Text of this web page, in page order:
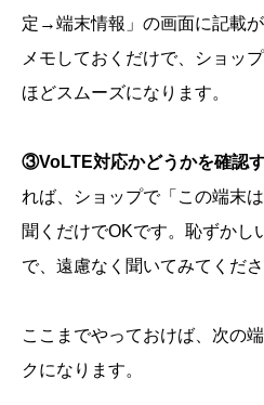
定→端末情報」の画面に記載
メモしておくだけで、ショッ
ほどスムーズになります。
③VoLTE対応かどうかを確認
れば、ショップで「この端末
聞くだけでOKです。恥ずかし
で、遠慮なく聞いてみてくださ
ここまでやっておけば、次の
クになります。